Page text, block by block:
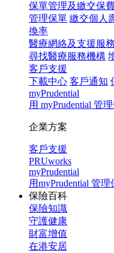
保單管理及繳交保
管理保單 繳交個人
換率
醫療網絡及支援服務
尋找醫療服務機構
客戶支援
下載中心 客戶通知
myPrudential
用 myPrudential 管
企業方案
客戶支援
PRUworks
myPrudential
用myPrudential 管理
保險百科
保險知識
守護健康
財富增值
在港安居